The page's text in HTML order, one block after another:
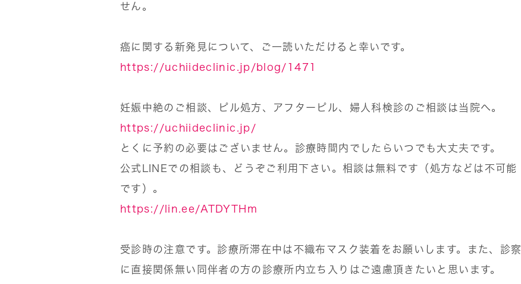
せん。
癌に関する新発見について、ご一読いただけると幸いです。
https://uchiideclinic.jp/blog/1471
妊娠中絶のご相談、ピル処方、アフターピル、婦人科検診のご相談は当院へ。
https://uchiideclinic.jp/
とくに予約の必要はございません。診療時間内でしたらいつでも大丈夫です。
公式LINEでの相談も、どうぞご利用下さい。相談は無料です（処方などは不可能
です）。
https://lin.ee/ATDYTHm
受診時の注意です。診療所滞在中は不織布マスク装着をお願いします。また、診察
に直接関係無い同伴者の方の診療所内立ち入りはご遠慮頂きたいと思います。